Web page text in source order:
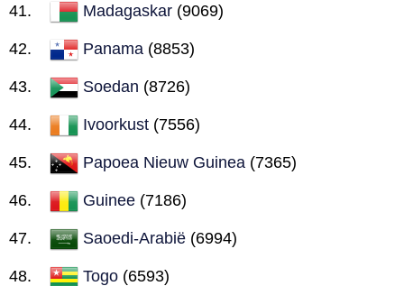
Madagaskar (9069)
Panama (8853)
Soedan (8726)
Ivoorkust (7556)
Papoea Nieuw Guinea (7365)
Guinee (7186)
Saoedi-Arabië (6994)
Togo (6593)